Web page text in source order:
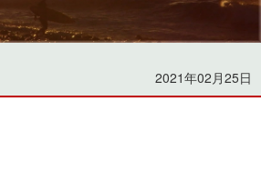
2021年02月25日